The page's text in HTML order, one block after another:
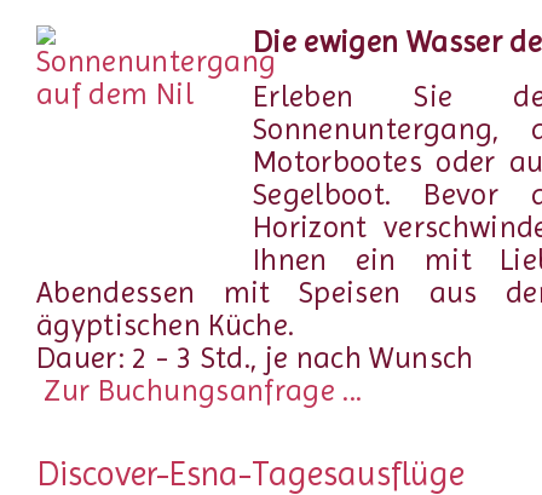
Die ewigen Wasser
Erleben Sie
Motorbootes oder
Segelboot. Bevor
Horizont
Ihnen ein mit
Abendessen mit Speisen aus
ägyptischen Küche.
Dauer: 2 - 3 Std., je nach Wunsch
Zur Buchungsanfrage ...
Discover-Esna-Tagesausflüge